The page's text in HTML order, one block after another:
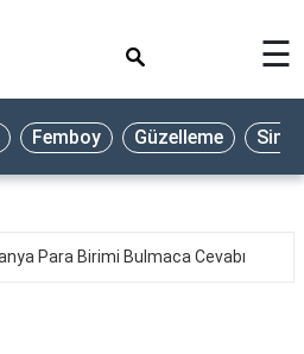
☰
Femboy Güzelleme
Para Birimi Bulmaca Cevabı